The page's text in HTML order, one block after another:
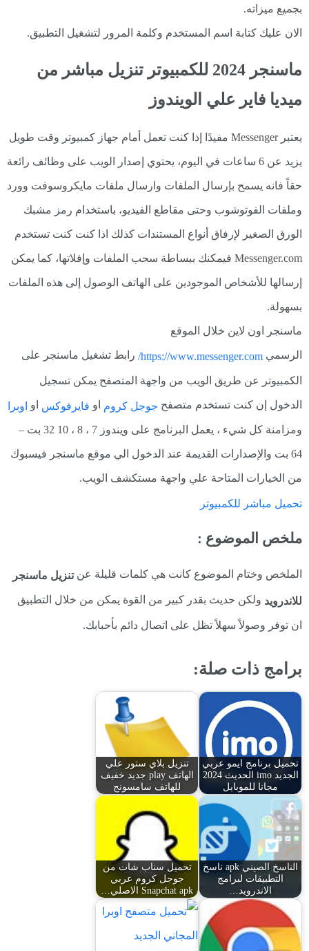
بجميع ميزاته.
الان عليك كتابة اسم المستخدم وكلمة المرور لتشغيل التطبيق.
ماسنجر 2024 للكمبيوتر تنزيل مباشر من
ميديا فاير علي الويندوز
يعتبر Messenger مفيدًا إذا كنت تعمل أمام جهاز كمبيوتر وقت طويل
يزيد عن 6 ساعات في اليوم، يحتوي إصدار الويب على وظائف رائعة
حقاً فانه يسمح بإرسال الملفات وارسال ملفات مايكروسوفت وورد
وملفات الفوتوشوب وحتى مقاطع الفيديو، باستخدام رمز مشبك
الورق الصغير لإرفاق أنواع المستندات كذلك اذا كنت كنت تستخدم
Messenger.com فيمكنك ببساطة سحب الملفات وإفلاتها، كما يمكن
إرسالها للأشخاص الموجودين على الهاتف الوصول إلى هذه الملفات
بسهولة.
ماسنجر اون لاين خلال الموقع
الرسمي https://www.messenger.com/ رابط تشغيل ماسنجر على
الكمبيوتر عن طريق الويب من واجهة المتصفح يمكن تسجيل
الدخول إن كنت تستخدم متصفح جوجل كروم او فايرفوكس او اوبرا
ومزامنة كل شيء ، يعمل البرنامج على ويندوز 7 ، 8 ، 10 32 بت –
64 بت والإصدارات القديمة عند الدخول الي موقع ماسنجر فيسبوك
من الخيارات المتاحة علي واجهة مستكشف الويب.
تحميل مباشر للكمبيوتر
ملخص الموضوع :
الملخص وختام الموضوع كانت هي كلمات قليلة عنتنزيل ماسنجر
للاندرويد ولكن حديث بقدر كبير من القوة يمكن من خلال التطبيق
ان توفر وصولاً سهلاً تظل على اتصال دائم بأحبابك.
برامج ذات صلة:
تحميل برنامج ايمو عربي
الجديد imo الحديث 2024
مجانا للموبايل
تنزيل بلاي ستور علي
الهاتف play جديد خفيف
للهاتف سامسونج
الناسخ الصيني apk ناسخ
التطبيقات لبرامج
الاندرويد…
تحميل سناب شات من
جوجل كروم عربي
Snapchat apk الاصلي…